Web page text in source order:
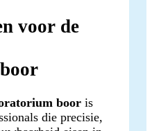
voor de
boor is
die precisie,